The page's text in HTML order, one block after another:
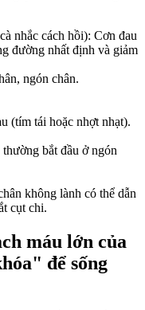
nhắc cách hồi): Cơn đau
đường nhất định và giảm
ngón chân.
(tím tái hoặc nhợt nhạt).
bắt đầu ở ngón
không lành có thể dẫn
cụt chi.
máu lớn của
để sống